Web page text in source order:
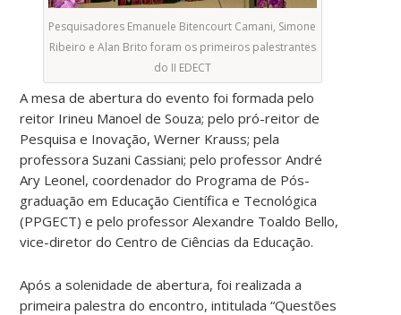
Pesquisadores Emanuele Bitencourt Camani, Simone
Ribeiro e Alan Brito foram os primeiros palestrantes
do II EDECT
A mesa de abertura do evento foi formada pelo
reitor Irineu Manoel de Souza; pelo pró-reitor de
Pesquisa e Inovação, Werner Krauss; pela
professora Suzani Cassiani; pelo professor André
Ary Leonel, coordenador do Programa de Pós-
graduação em Educação Científica e Tecnológica
(PPGECT) e pelo professor Alexandre Toaldo Bello,
vice-diretor do Centro de Ciências da Educação.
Após a solenidade de abertura, foi realizada a
primeira palestra do encontro, intitulada “Questões